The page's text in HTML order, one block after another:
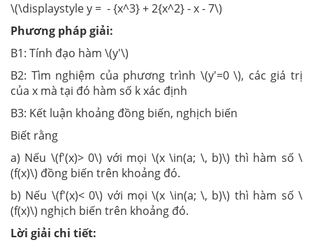
\(\displaystyle y = - {x^3} + 2{x^2} - x - 7\)
Phương pháp giải:
B1: Tính đạo hàm \(y'\)
B2: Tìm nghiệm của phương trình \(y'=0 \), các giá trị
của x mà tại đó hàm số k xác định
B3: Kết luận khoảng đồng biến, nghịch biến
Biết rằng
a) Nếu \(f'(x)> 0\) với mọi \(x \in(a; \, b)\) thì hàm số \
(f(x)\) đồng biến trên khoảng đó.
b) Nếu \(f'(x)< 0\) với mọi \(x \in(a; \, b)\) thì hàm số \
(f(x)\) nghịch biến trên khoảng đó.
Lời giải chi tiết: